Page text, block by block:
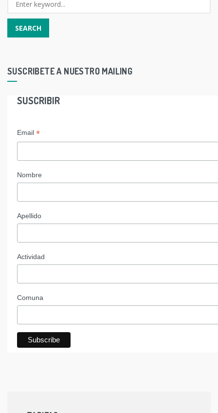
SUSCRIBETE A NUESTRO MAILING
SUSCRIBIR
Email *
Nombre
Apellido
Actividad
Comuna